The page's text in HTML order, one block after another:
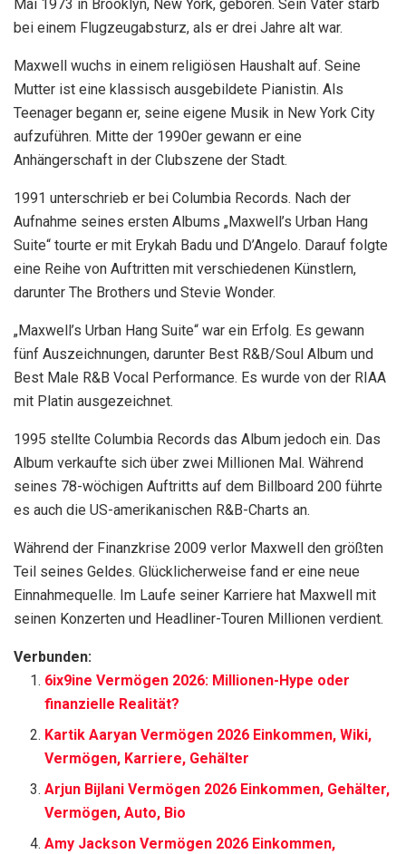
Mai 1973 in Brooklyn, New York, geboren. Sein Vater starb
bei einem Flugzeugabsturz, als er drei Jahre alt war.
Maxwell wuchs in einem religiösen Haushalt auf. Seine
Mutter ist eine klassisch ausgebildete Pianistin. Als
Teenager begann er, seine eigene Musik in New York City
aufzuführen. Mitte der 1990er gewann er eine
Anhängerschaft in der Clubszene der Stadt.
1991 unterschrieb er bei Columbia Records. Nach der
Aufnahme seines ersten Albums „Maxwell’s Urban Hang
Suite“ tourte er mit Erykah Badu und D’Angelo. Darauf folgte
eine Reihe von Auftritten mit verschiedenen Künstlern,
darunter The Brothers und Stevie Wonder.
„Maxwell’s Urban Hang Suite“ war ein Erfolg. Es gewann
fünf Auszeichnungen, darunter Best R&B/Soul Album und
Best Male R&B Vocal Performance. Es wurde von der RIAA
mit Platin ausgezeichnet.
1995 stellte Columbia Records das Album jedoch ein. Das
Album verkaufte sich über zwei Millionen Mal. Während
seines 78-wöchigen Auftritts auf dem Billboard 200 führte
es auch die US-amerikanischen R&B-Charts an.
Während der Finanzkrise 2009 verlor Maxwell den größten
Teil seines Geldes. Glücklicherweise fand er eine neue
Einnahmequelle. Im Laufe seiner Karriere hat Maxwell mit
seinen Konzerten und Headliner-Touren Millionen verdient.
Verbunden:
6ix9ine Vermögen 2026: Millionen-Hype oder
finanzielle Realität?
Kartik Aaryan Vermögen 2026 Einkommen, Wiki,
Vermögen, Karriere, Gehälter
Arjun Bijlani Vermögen 2026 Einkommen, Gehälter,
Vermögen, Auto, Bio
Amy Jackson Vermögen 2026 Einkommen,